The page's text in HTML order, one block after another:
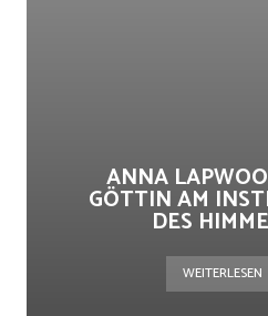
ANNA
GÖTTIN AM
DES
WEITERLESEN